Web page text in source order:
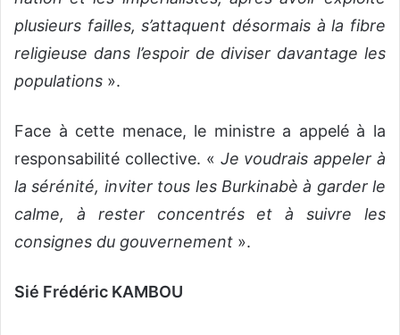
plusieurs failles, s’attaquent désormais à la fibre
religieuse dans l’espoir de diviser davantage les
populations ».
Face à cette menace, le ministre a appelé à la
responsabilité collective. « Je voudrais appeler à
la sérénité, inviter tous les Burkinabè à garder le
calme, à rester concentrés et à suivre les
consignes du gouvernement ».
Sié Frédéric KAMBOU